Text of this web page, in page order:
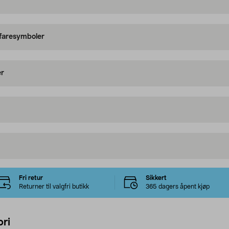
Fri retur
Returner til valgfri butikk
Sikkert
365 dagers åpent kjøp